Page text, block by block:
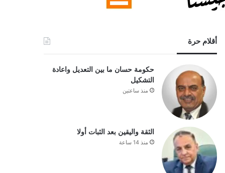
أقلام حرة
حكومة حسان ما بين التعديل واعادة
التشكيل
منذ ساعتين
الثقة واليقين بعد الثبات أولا
منذ 14 ساعة